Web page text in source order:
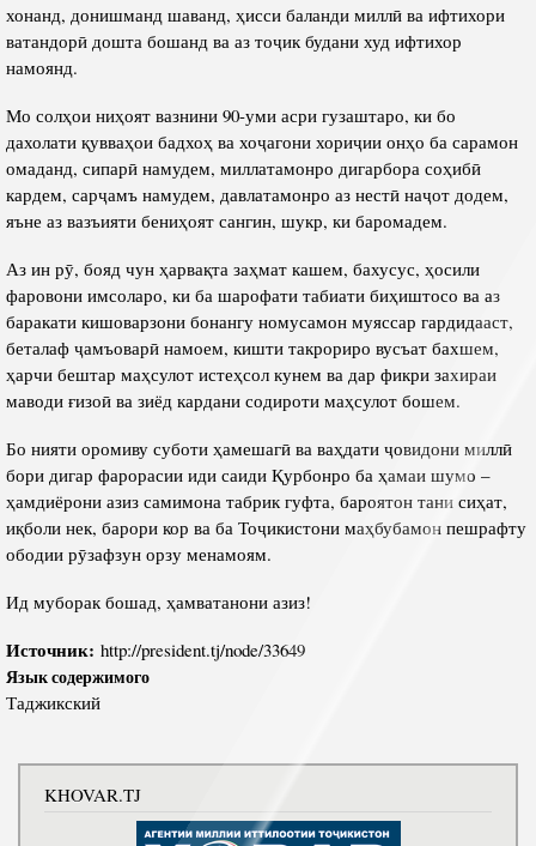
хонанд, донишманд шаванд, ҳисси баланди миллӣ ва ифтихори
ватандорӣ дошта бошанд ва аз тоҷик будани худ ифтихор
намоянд.
Мо солҳои ниҳоят вазнини 90-уми асри гузаштаро, ки бо
дахолати қувваҳои бадхоҳ ва хоҷагони хориҷии онҳо ба сарамон
омаданд, сипарӣ намудем, миллатамонро дигарбора соҳибӣ
кардем, сарҷамъ намудем, давлатамонро аз нестӣ наҷот додем,
яъне аз вазъияти бениҳоят сангин, шукр, ки баромадем.
Аз ин рӯ, бояд чун ҳарвақта заҳмат кашем, бахусус, ҳосили
фаровони имсоларо, ки ба шарофати табиати биҳиштосо ва аз
баракати кишоварзони бонангу номусамон муяссар гардидааст,
беталаф ҷамъоварӣ намоем, кишти такрориро вусъат бахшем,
ҳарчи бештар маҳсулот истеҳсол кунем ва дар фикри захираи
маводи ғизоӣ ва зиёд кардани содироти маҳсулот бошем.
Бо нияти оромиву суботи ҳамешагӣ ва ваҳдати ҷовидони миллӣ
бори дигар фарорасии иди саиди Қурбонро ба ҳамаи шумо –
ҳамдиёрони азиз самимона табрик гуфта, бароятон тани сиҳат,
иқболи нек, барори кор ва ба Тоҷикистони маҳбубамон пешрафту
ободии рӯзафзун орзу менамоям.
Ид муборак бошад, ҳамватанони азиз!
Источник: http://president.tj/node/33649
Язык содержимого
Таджикский
KHOVAR.TJ